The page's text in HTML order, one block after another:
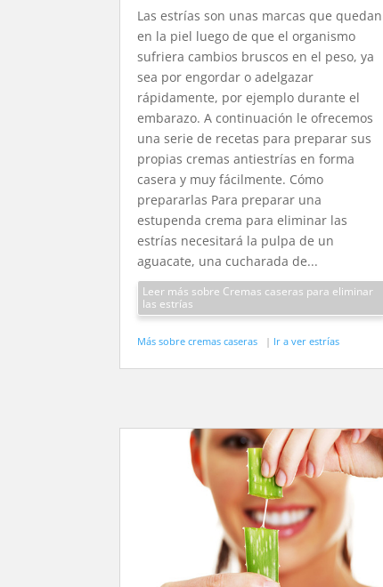
Las estrías son unas marcas que quedan
en la piel luego de que el organismo
sufriera cambios bruscos en el peso, ya
sea por engordar o adelgazar
rápidamente, por ejemplo durante el
embarazo. A continuación le ofrecemos
una serie de recetas para preparar sus
propias cremas antiestrías en forma
casera y muy fácilmente. Cómo
prepararlas Para preparar una
estupenda crema para eliminar las
estrías necesitará la pulpa de un
aguacate, una cucharada de...
Leer más sobre Cremas caseras para eliminar
las estrías
Más sobre cremas caseras | Ir a ver estrías